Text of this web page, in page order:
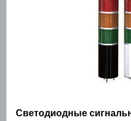
Светодиодные